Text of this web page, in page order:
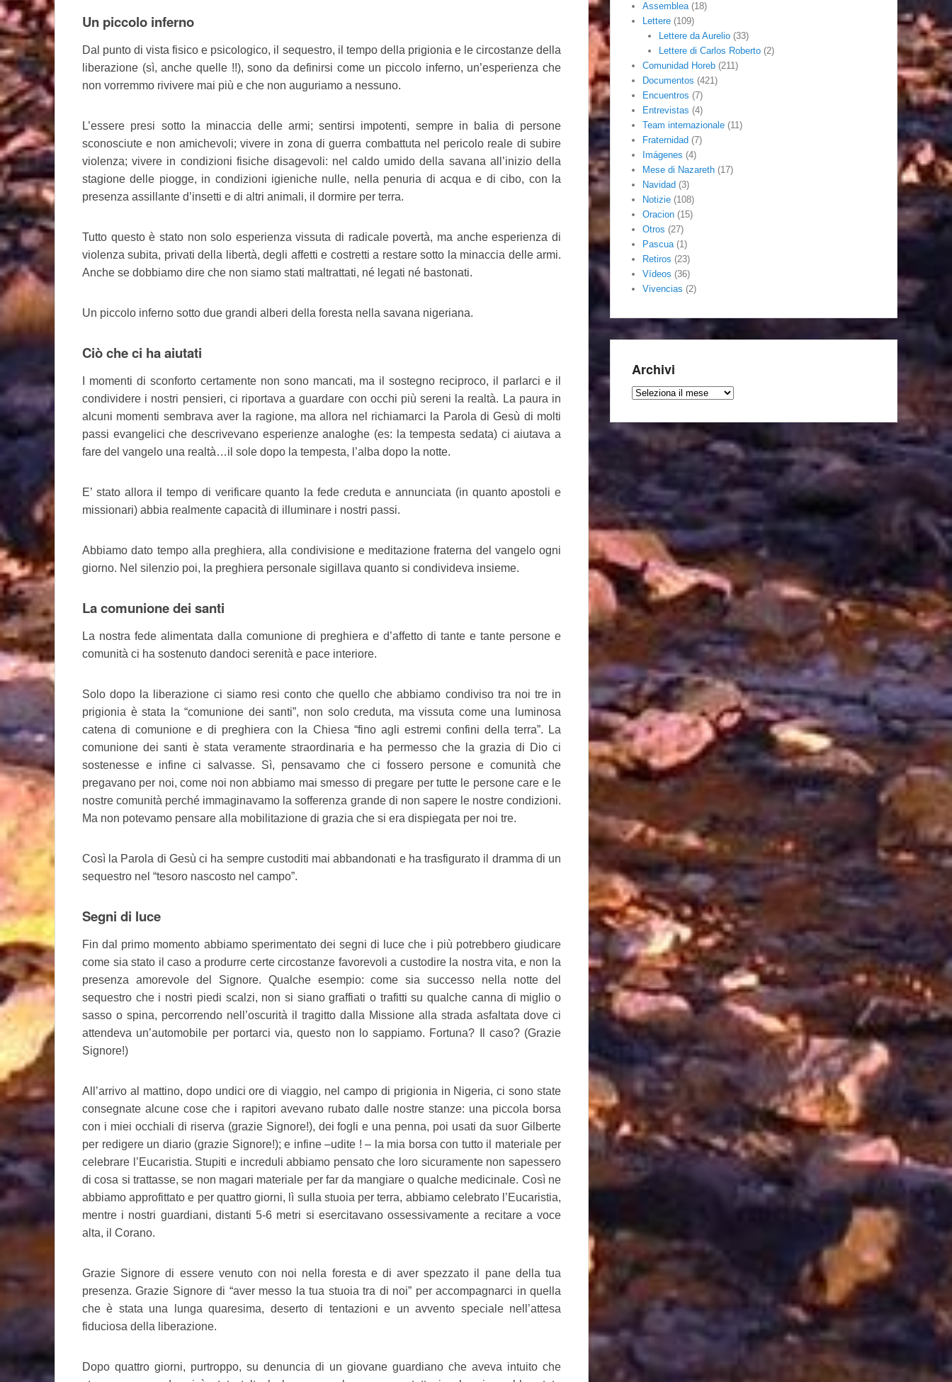
Un piccolo inferno
Dal punto di vista fisico e psicologico, il sequestro, il tempo della prigionia e le circostanze della
liberazione (sì, anche quelle !!), sono da definirsi come un piccolo inferno, un’esperienza che
non vorremmo rivivere mai più e che non auguriamo a nessuno.
L’essere presi sotto la minaccia delle armi; sentirsi impotenti, sempre in balia di persone
sconosciute e non amichevoli; vivere in zona di guerra combattuta nel pericolo reale di subire
violenza; vivere in condizioni fisiche disagevoli: nel caldo umido della savana all’inizio della
stagione delle piogge, in condizioni igieniche nulle, nella penuria di acqua e di cibo, con la
presenza assillante d’insetti e di altri animali, il dormire per terra.
Tutto questo è stato non solo esperienza vissuta di radicale povertà, ma anche esperienza di
violenza subita, privati della libertà, degli affetti e costretti a restare sotto la minaccia delle armi.
Anche se dobbiamo dire che non siamo stati maltrattati, né legati né bastonati.
Un piccolo inferno sotto due grandi alberi della foresta nella savana nigeriana.
Ciò che ci ha aiutati
I momenti di sconforto certamente non sono mancati, ma il sostegno reciproco, il parlarci e il
condividere i nostri pensieri, ci riportava a guardare con occhi più sereni la realtà. La paura in
alcuni momenti sembrava aver la ragione, ma allora nel richiamarci la Parola di Gesù di molti
passi evangelici che descrivevano esperienze analoghe (es: la tempesta sedata) ci aiutava a
fare del vangelo una realtà…il sole dopo la tempesta, l’alba dopo la notte.
E’ stato allora il tempo di verificare quanto la fede creduta e annunciata (in quanto apostoli e
missionari) abbia realmente capacità di illuminare i nostri passi.
Abbiamo dato tempo alla preghiera, alla condivisione e meditazione fraterna del vangelo ogni
giorno. Nel silenzio poi, la preghiera personale sigillava quanto si condivideva insieme.
La comunione dei santi
La nostra fede alimentata dalla comunione di preghiera e d’affetto di tante e tante persone e
comunità ci ha sostenuto dandoci serenità e pace interiore.
Solo dopo la liberazione ci siamo resi conto che quello che abbiamo condiviso tra noi tre in
prigionia è stata la “comunione dei santi”, non solo creduta, ma vissuta come una luminosa
catena di comunione e di preghiera con la Chiesa “fino agli estremi confini della terra”. La
comunione dei santi è stata veramente straordinaria e ha permesso che la grazia di Dio ci
sostenesse e infine ci salvasse. Sì, pensavamo che ci fossero persone e comunità che
pregavano per noi, come noi non abbiamo mai smesso di pregare per tutte le persone care e le
nostre comunità perché immaginavamo la sofferenza grande di non sapere le nostre condizioni.
Ma non potevamo pensare alla mobilitazione di grazia che si era dispiegata per noi tre.
Così la Parola di Gesù ci ha sempre custoditi mai abbandonati e ha trasfigurato il dramma di un
sequestro nel “tesoro nascosto nel campo”.
Segni di luce
Fin dal primo momento abbiamo sperimentato dei segni di luce che i più potrebbero giudicare
come sia stato il caso a produrre certe circostanze favorevoli a custodire la nostra vita, e non la
presenza amorevole del Signore. Qualche esempio: come sia successo nella notte del
sequestro che i nostri piedi scalzi, non si siano graffiati o trafitti su qualche canna di miglio o
sasso o spina, percorrendo nell’oscurità il tragitto dalla Missione alla strada asfaltata dove ci
attendeva un’automobile per portarci via, questo non lo sappiamo. Fortuna? Il caso? (Grazie
Signore!)
All’arrivo al mattino, dopo undici ore di viaggio, nel campo di prigionia in Nigeria, ci sono state
consegnate alcune cose che i rapitori avevano rubato dalle nostre stanze: una piccola borsa
con i miei occhiali di riserva (grazie Signore!), dei fogli e una penna, poi usati da suor Gilberte
per redigere un diario (grazie Signore!); e infine –udite ! – la mia borsa con tutto il materiale per
celebrare l’Eucaristia. Stupiti e increduli abbiamo pensato che loro sicuramente non sapessero
di cosa si trattasse, se non magari materiale per far da mangiare o qualche medicinale. Così ne
abbiamo approfittato e per quattro giorni, lì sulla stuoia per terra, abbiamo celebrato l’Eucaristia,
mentre i nostri guardiani, distanti 5-6 metri si esercitavano ossessivamente a recitare a voce
alta, il Corano.
Grazie Signore di essere venuto con noi nella foresta e di aver spezzato il pane della tua
presenza. Grazie Signore di “aver messo la tua stuoia tra di noi” per accompagnarci in quella
che è stata una lunga quaresima, deserto di tentazioni e un avvento speciale nell’attesa
fiduciosa della liberazione.
Dopo quattro giorni, purtroppo, su denuncia di un giovane guardiano che aveva intuito che
Assemblea(18)
Lettere (109)
Lettere da Aurelio(33)
Lettere di Carlos Roberto(2)
Comunidad Horeb (211)
Documentos (421)
Encuentros (7)
Entrevistas (4)
Team internazionale (11)
Fraternidad (7)
Imágenes (4)
Mese di Nazareth (17)
Navidad (3)
Notizie (108)
Oracion (15)
Otros (27)
Pascua(1)
Retiros (23)
Vídeos (36)
Vivencias (2)
Archivi
Archivi